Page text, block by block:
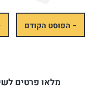
− הפוסט הקודם
מלאו פרטים